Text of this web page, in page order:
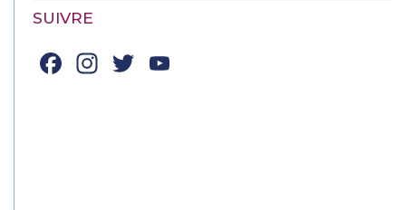
SUIVRE
Facebook
Instagram
Twitter